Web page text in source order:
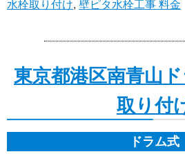
水栓取り付け,壁ピタ水栓工事 料金
東京都港区南青山
取り付
ドラム式